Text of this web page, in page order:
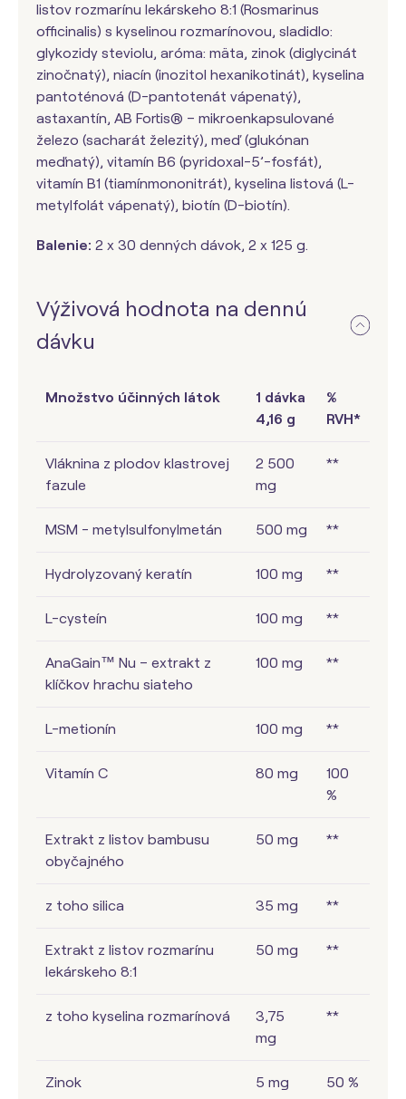
listov rozmarínu lekárskeho 8:1 (Rosmarinus
officinalis) s kyselinou rozmarínovou, sladidlo:
glykozidy steviolu, aróma: mäta, zinok (diglycinát
zinočnatý), niacín (inozitol hexanikotinát), kyselina
pantoténová (D-pantotenát vápenatý),
astaxantín, AB Fortis® – mikroenkapsulované
železo (sacharát železitý), meď (glukónan
meďnatý), vitamín B6 (pyridoxal-5’-fosfát),
vitamín B1 (tiamínmononitrát), kyselina listová (L-
metylfolát vápenatý), biotín (D-biotín).
Balenie: 2 x 30 denných dávok, 2 x 125 g.
Výživová hodnota na dennú
dávku
Množstvo účinných látok
1 dávka
4,16 g
%
RVH*
Vláknina z plodov klastrovej
fazule
2 500
mg
**
MSM - metylsulfonylmetán 500 mg **
Hydrolyzovaný keratín 100 mg **
L-cysteín 100 mg **
AnaGain™ Nu – extrakt z
klíčkov hrachu siateho
100 mg **
L-metionín 100 mg **
Vitamín C 80 mg
100
%
Extrakt z listov bambusu
obyčajného
50 mg **
z toho silica 35 mg **
Extrakt z listov rozmarínu
lekárskeho 8:1
50 mg **
z toho kyselina rozmarínová
3,75
mg
**
Zinok 5 mg 50 %